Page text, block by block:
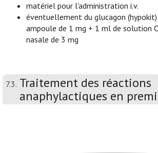
matériel pour l'administration i.v.
éventuellement du glucagon
ampoule de 1 mg + 1 ml de solution
nasale de 3 mg
7.3. Traitement des réactions
anaphylactiques en